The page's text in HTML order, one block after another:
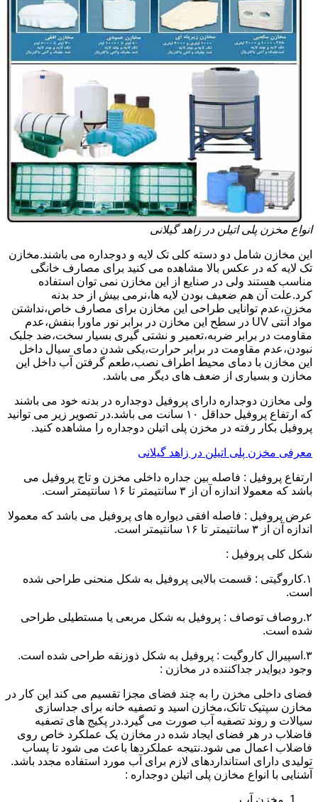
انواع مخزن پلی اتیلن در زاهد گیلانی
این مخازن شامل دو دسته کلی تک لایه و دوجداره می باشند.مخازن
تک لایه که در عکس بالا مشاهده می کنید برای مصارف خانگی
مناسب هستند ولی در صنایع از این مخازن نمی توان استفاده
کرد.علت آن هم ضعیف بودن لایه ها،نرمی بیش از حد بدنه
مخزن،عدم توانایی طراحی این مخازن برای مصارف خاص،نداشتن
مواد آنتی UV در سطح این مخازن در برابر نور ماورا بنفش،عدم
مقاومت در برابر ضربه،تعمیر و نشتی گیری بسیار سخت،ضد جلبک
نبودن،عدم مقاومت در برابر حرارت،یکی شدن دمای سیال داخل
این مخازن با دمای محیط اطراف نصب،طعم گرفتن آب داخل این
مخازن و بسیاری از ضعف های دیگر می باشد.
ولی مخازن دوجداره دارای پروفیل دوجداره در بدنه خود می باشند
که ارتفاع پروفیل حداقل ۱۰ سانت می باشد.در تصویر زیر می توانید
پروفیل بکار رفته در مخزن پلی اتیلن دوجداره را مشاهده کنید.
معرفی مخزن پلی اتیلن در زاهد گیلانی
ارتفاع پروفیل : فاصله بین جداره داخلی مخزن و تاج پروفیل می
باشد که معمولا اندازه آن از ۳ سانتیمتر تا ۱۶ سانتیمتر است.
عرض پروفیل : فاصله افقی دیواره های پروفیل می باشد که معمولا
اندازه آن از ۳ سانتیمتر تا ۱۶ سانتیمتر است.
شکل کلی پروفیل :
۱.کاروگیتی : قسمت بالایی پروفیل به شکل منحنی طراحی شده
است.
۲.روصاف توصاف : پروفیل به شکل مربعی یا مستطیلی طراحی
شده است.
۳.اسپیرال کاروگیت : پروفیل به شکل ذوزنقه طراحی شده است.
وجود دیوایدر جداکننده در مخازن :
فضای داخلی مخزن را به چند فضای مجزا تقسیم می کند این کار در
مخازن سپتیک تانک،مخازن اسید و تصفیه خانه برای جداسازی
سیالات و روند تصفیه آب صورت می گیرد.در پکیج های تصفیه
فاضلاب در هر فضای ایجاد شده در مخازن یک عملکرد خاص روی
فاضلاب اعمال می شود.نتیجه عملکردها باعث می شود تا پساب
تولیدی دارای استانداردهای لازم برای آب مورد استفاده مجدد باشد.
آشنایی با انواع مخازن پلی اتیلن دوجداره :
مخزن آب